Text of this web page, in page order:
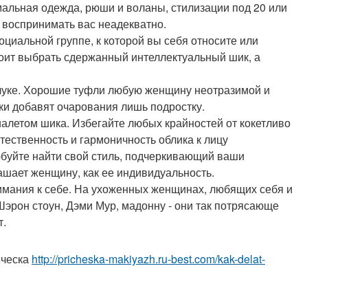
одежда, рюши и воланы, стилизации под 20 или
вас неадекватно.
группе, к которой вы себя относите или
выбрать сдержанный интеллектуальный шик, а
Хорошие туфли любую женщину неотразимой и
добавят очарования лишь подростку.
шика. Избегайте любых крайностей от кокетливо
и гармоничность облика к лицу
найти свой стиль, подчеркивающий ваши
женщину, как ее индивидуальность.
к себе. На ухоженных женщинах, любящих себя и
стоун, Дэми Мур, мадонну - они так потрясающе
http://pricheska-makiyazh.ru-best.com/kak-delat-